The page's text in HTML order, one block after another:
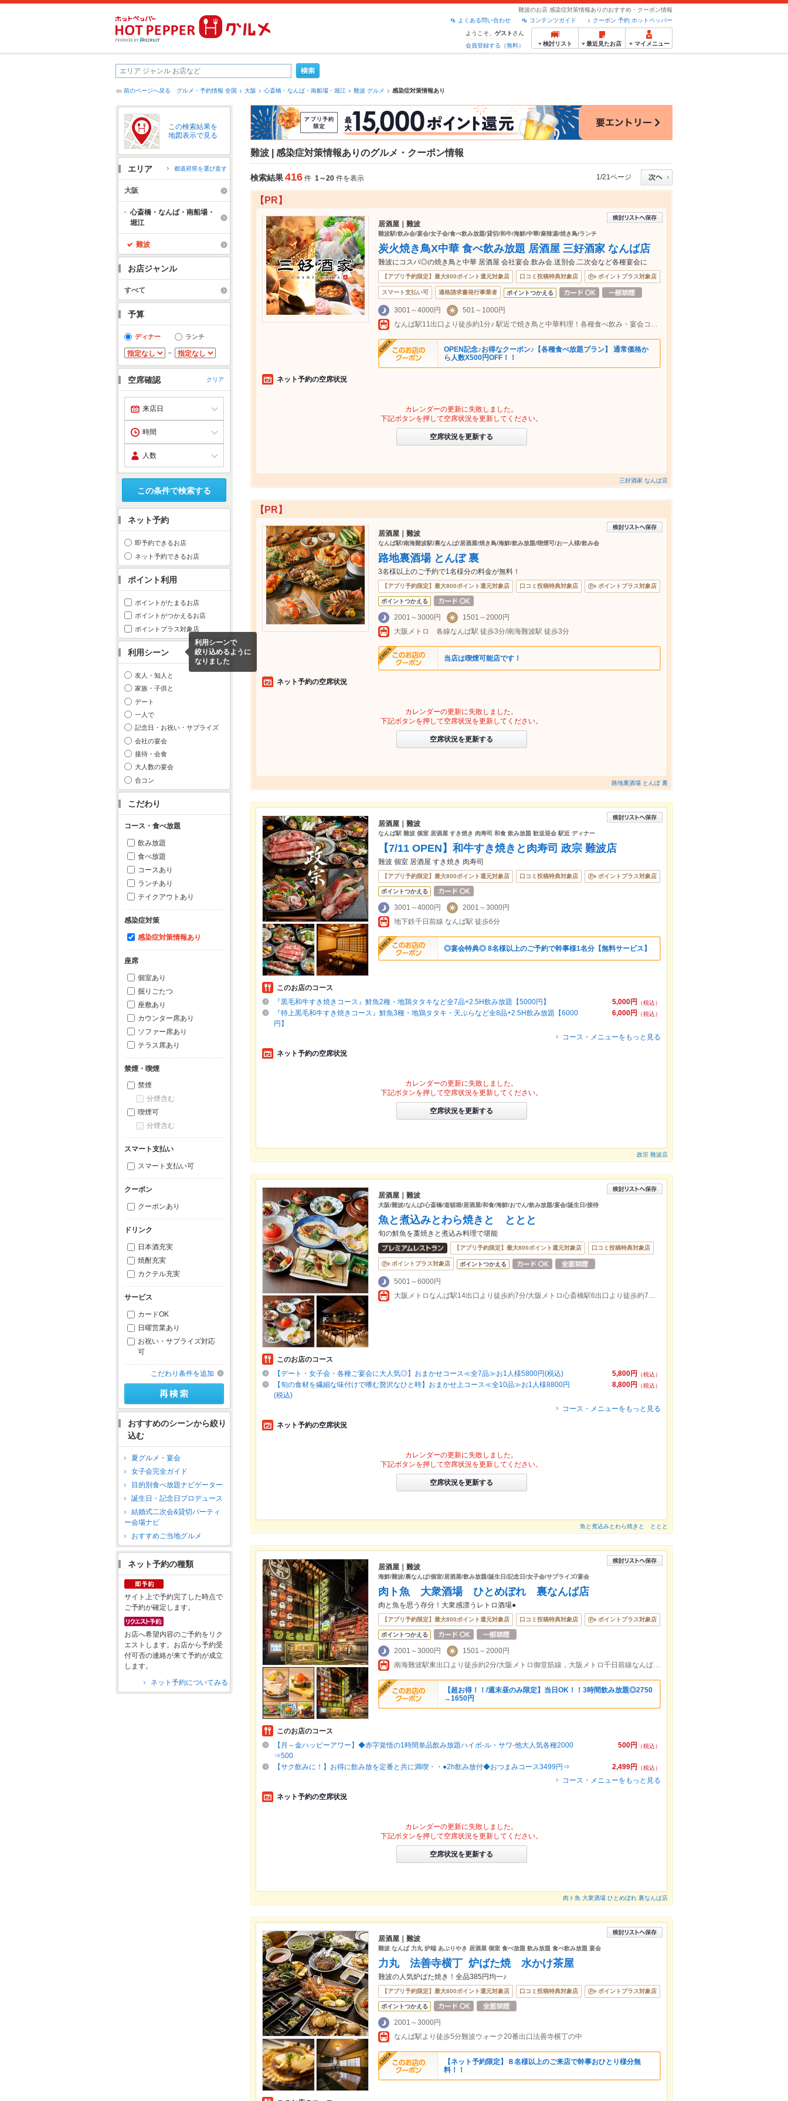
難波のお店 感染症対策情報ありのおすすめ・クーポン情報
クーポン 予約 ホットペッパー
コンテンツガイド
よくある問い合わせ
ようこそ、 ゲスト さん
会員登録する（無料）
検討リスト 最近見たお店 マイメニュー
前のページへ戻る グルメ・予約情報 全国 大阪 心斎橋・なんば・南船場・堀江 難波 グルメ 感染症対策情報あり
この検索結果を
地図表示で見る
エリア 都道府県を選び直す
大阪
心斎橋・なんば・南船場・
堀江
難波
お店ジャンル
すべて
予算
ディナー ランチ
～
空席確認 クリア
この条件で検索する
ネット予約
即予約できるお店
ネット予約できるお店
ポイント利用
ポイントがたまるお店
ポイントがつかえるお店
ポイントプラス対象店
利用シーン
利用シーンで
絞り込めるように
なりました
友人・知人と
家族・子供と
デート
一人で
記念日・お祝い・サプライズ
会社の宴会
接待・会食
大人数の宴会
合コン
こだわり
コース・食べ放題
飲み放題
食べ放題
コースあり
ランチあり
テイクアウトあり
感染症対策
感染症対策情報あり
座席
個室あり
掘りごたつ
座敷あり
カウンター席あり
ソファー席あり
テラス席あり
禁煙・喫煙
禁煙
分煙含む
喫煙可
分煙含む
スマート支払い
スマート支払い可
クーポン
クーポンあり
ドリンク
日本酒充実
焼酎充実
カクテル充実
サービス
カードOK
日曜営業あり
お祝い・サプライズ対応
可
こだわり条件を追加
おすすめのシーンから絞り
込む
夏グルメ・宴会
女子会完全ガイド
目的別食べ放題ナビゲーター
誕生日・記念日プロデュース
結婚式二次会&貸切パーティ
ー会場ナビ
おすすめご当地グルメ
ネット予約の種類
サイト上で予約完了した時点で
ご予約が確定します。
お店へ希望内容のご予約をリク
エストします。お店から予約受
付可否の連絡が来て予約が成立
します。
ネット予約についてみる
難波 | 感染症対策情報ありのグルメ・クーポン情報
検索結果416 件 1～20 件を表示 1/21ページ
【PR】
居酒屋｜難波
難波駅/飲み会/宴会/女子会/食べ飲み放題/貸切/和牛/海鮮/中華/麻辣湯/焼き鳥/ランチ
炭火焼き鳥X中華 食べ飲み放題 居酒屋 三好酒家 なんば店
難波にコスパ◎の焼き鳥と中華 居酒屋 会社宴会.飲み会.送別会.二次会など各種宴会に
【アプリ予約限定】最大800ポイント還元対象店 口コミ投稿特典対象店 ポイントプラス対象店
スマート支払い可 適格請求書発行事業者 ポイントつかえる
3001～4000円
501～1000円
なんば駅11出口より徒歩約1分♪ 駅近で焼き鳥と中華料理！各種食べ飲み・宴会コースも充実♪最大80名様まで宴会可能◎
OPEN記念♪お得なクーポン♪【各種食べ放題プラン】 通常価格か
ら人数X500円OFF！！
ネット予約の空席状況
カレンダーの更新に失敗しました。
下記ボタンを押して空席状況を更新してください。
空席状況を更新する
三好酒家 なんば店
【PR】
居酒屋｜難波
なんば駅/南海難波駅/裏なんば/居酒屋/焼き鳥/海鮮/飲み放題/喫煙可/お一人様/飲み会
路地裏酒場 とんぼ 裏
3名様以上のご予約で1名様分の料金が無料！
【アプリ予約限定】最大800ポイント還元対象店 口コミ投稿特典対象店 ポイントプラス対象店
ポイントつかえる
2001～3000円
1501～2000円
大阪メトロ 各線なんば駅 徒歩3分/南海難波駅 徒歩3分
当店は喫煙可能店です！
ネット予約の空席状況
カレンダーの更新に失敗しました。
下記ボタンを押して空席状況を更新してください。
空席状況を更新する
路地裏酒場 とんぼ 裏
居酒屋｜難波
なんば駅 難波 個室 居酒屋 すき焼き 肉寿司 和食 飲み放題 歓送迎会 駅近 ディナー
【7/11 OPEN】和牛すき焼きと肉寿司 政宗 難波店
難波 個室 居酒屋 すき焼き 肉寿司
【アプリ予約限定】最大800ポイント還元対象店 口コミ投稿特典対象店 ポイントプラス対象店
ポイントつかえる
3001～4000円
2001～3000円
地下鉄千日前線 なんば駅 徒歩6分
◎宴会特典◎ 8名様以上のご予約で幹事様1名分【無料サービス】
このお店のコース
5,000円
（税込）
『黒毛和牛すき焼きコース』鮮魚2種・地鶏タタキなど全7品+2.5H飲み放題【5000円】
6,000円
（税込）
『特上黒毛和牛すき焼きコース』鮮魚3種・地鶏タタキ・天ぷらなど全8品+2.5H飲み放題【6000
円】
コース・メニューをもっと見る
ネット予約の空席状況
カレンダーの更新に失敗しました。
下記ボタンを押して空席状況を更新してください。
空席状況を更新する
政宗 難波店
居酒屋｜難波
大阪/難波/なんば/心斎橋/道頓堀/居酒屋/和食/海鮮/おでん/飲み放題/宴会/誕生日/接待
魚と煮込みとわら焼きと ととと
旬の鮮魚を藁焼きと煮込み料理で堪能
【アプリ予約限定】最大800ポイント還元対象店 口コミ投稿特典対象店
ポイントプラス対象店 ポイントつかえる
5001～6000円
大阪メトロなんば駅14出口より徒歩約7分/大阪メトロ心斎橋駅6出口より徒歩約7分/近鉄・阪神大阪難波駅東出口より徒歩9分
このお店のコース
5,800円
（税込）
【デート・女子会・各種ご宴会に大人気◎】おまかせコース≪全7品≫お1人様5800円(税込)
8,800円
（税込）
【旬の食材を繊細な味付けで嗜む贅沢なひと時】おまかせ上コース≪全10品≫お1人様8800円
(税込)
コース・メニューをもっと見る
ネット予約の空席状況
カレンダーの更新に失敗しました。
下記ボタンを押して空席状況を更新してください。
空席状況を更新する
魚と煮込みとわら焼きと ととと
居酒屋｜難波
海鮮/難波/裏なんば/個室/居酒屋/飲み放題/誕生日/記念日/女子会/サプライズ/宴会
肉ト魚 大衆酒場 ひとめぼれ 裏なんば店
肉と魚を思う存分！大衆感漂うレトロ酒場●
【アプリ予約限定】最大800ポイント還元対象店 口コミ投稿特典対象店 ポイントプラス対象店
ポイントつかえる
2001～3000円
1501～2000円
南海難波駅東出口より徒歩約2分/大阪メトロ御堂筋線，大阪メトロ千日前線なんば(大阪メトロ)駅り徒歩約7分
【超お得！！/週末昼のみ限定】当日OK！！3時間飲み放題◎2750
→1650円
このお店のコース
500円
（税込）
【月～金ハッピーアワー】◆赤字覚悟の1時間単品飲み放題ハイボ-ル・サワ-他大人気各種2000
⇒500
2,499円
（税込）
【サク飲みに！】お得に飲み放を定番と共に満喫・・●2h飲み放付◆おつまみコース3499円⇒
コース・メニューをもっと見る
ネット予約の空席状況
カレンダーの更新に失敗しました。
下記ボタンを押して空席状況を更新してください。
空席状況を更新する
肉ト魚 大衆酒場 ひとめぼれ 裏なんば店
居酒屋｜難波
難波 なんば 力丸 炉端 あぶりやき 居酒屋 個室 食べ放題 飲み放題 食べ飲み放題 宴会
力丸 法善寺横丁 炉ばた焼 水かけ茶屋
難波の人気炉ばた焼き！全品385円均一♪
【アプリ予約限定】最大800ポイント還元対象店 口コミ投稿特典対象店 ポイントプラス対象店
ポイントつかえる
2001～3000円
なんば駅より徒歩5分難波ウォーク20番出口法善寺横丁の中
【ネット予約限定】８名様以上のご来店で幹事おひとり様分無
料！！